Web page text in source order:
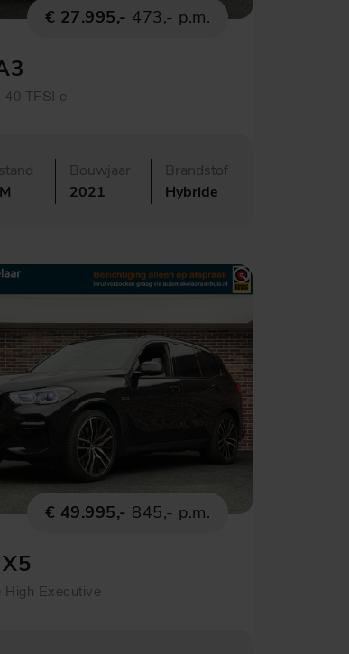
€ 27.995,- 473,- p.m.
40 TFSI e
Bouwjaar
2021
Brandstof
Hybride
€ 49.995,- 845,- p.m.
High Executive